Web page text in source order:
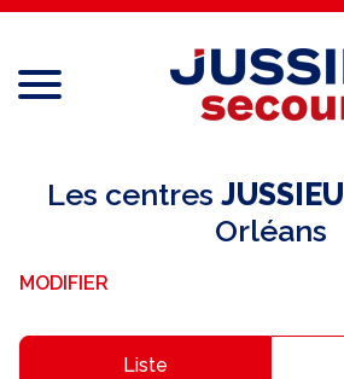
Menu
Réseau national
Services aux professionnels
Les centres JUSSIEU
Orléans
MODIFIER
Liste